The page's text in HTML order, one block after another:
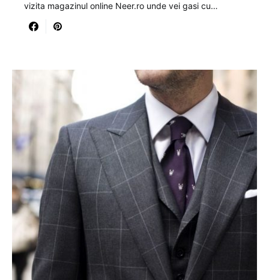
vizita magazinul online Neer.ro unde vei gasi cu…